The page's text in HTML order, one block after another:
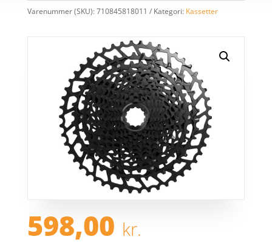
Varenummer (SKU):710845818011 Kategori: Kassetter
598,00 kr.